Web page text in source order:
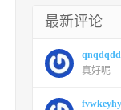
最新评论
真好呢